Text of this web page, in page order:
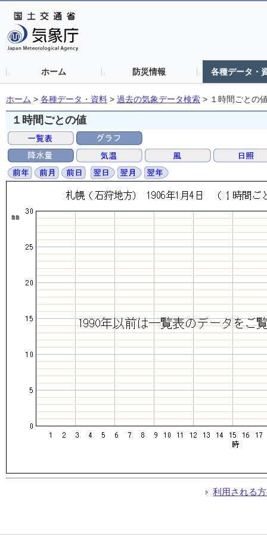
ホーム 防災情報 各種データ・
ホーム > 各種データ・資料 > 過去の気象データ検索 > １時間ごとの
１時間ごとの値
利用される